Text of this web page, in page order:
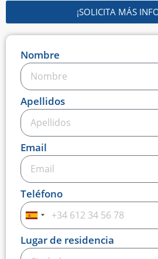
¡SOLICITA MÁS
Nombre
Apellidos
Email
Teléfono
Spain
+34
Lugar de residencia